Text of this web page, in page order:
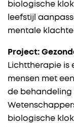
biologische
leefstijl
mentale
Project:
Lichttherapie is
mensen met
de
biologische